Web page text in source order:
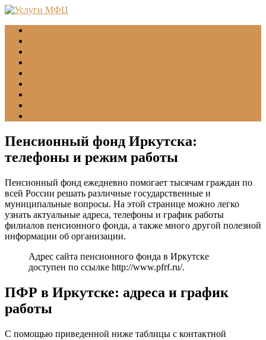
Пенсионный фонд Иркутска:
телефоны и режим работы
Пенсионный фонд ежедневно помогает тысячам граждан по
всей России решать различные государственные и
муниципальные вопросы. На этой странице можно легко
узнать актуальные адреса, телефоны и график работы
филиалов пенсионного фонда, а также много другой полезной
информации об организации.
Адрес сайта пенсионного фонда в Иркутске
доступен по ссылке http://www.pfrf.ru/.
ПФР в Иркутске: адреса и график
работы
С помощью приведенной ниже таблицы с контактной